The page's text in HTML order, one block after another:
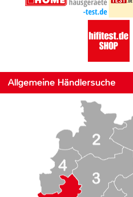
Allgemeine Händlersuche